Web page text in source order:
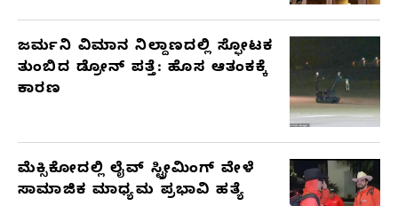
ಜರ್ಮನಿ ವಿಮಾನ ನಿಲ್ದಾಣದಲ್ಲಿ ಸ್ಫೋಟಕ
ತುಂಬಿದ ಡ್ರೋನ್ ಪತ್ತೆ: ಹೊಸ ಆತಂಕಕ್ಕೆ
ಕಾರಣ
ಮೆಕ್ಸಿಕೋದಲ್ಲಿ ಲೈವ್ ಸ್ಟ್ರೀಮಿಂಗ್ ವೇಳೆ
ಸಾಮಾಜಿಕ ಮಾಧ್ಯಮ ಪ್ರಭಾವಿ ಹತ್ಯೆ